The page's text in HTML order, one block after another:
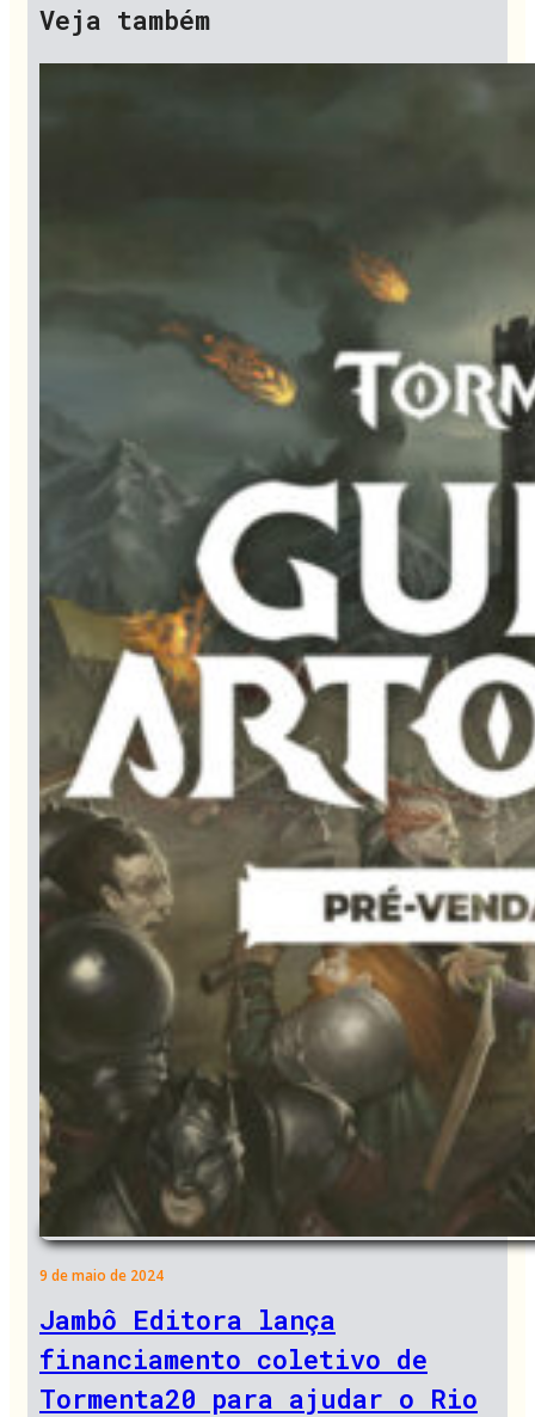
Veja também
9 de maio de 2024
Jambô Editora lança
financiamento coletivo de
Tormenta20 para ajudar o Rio